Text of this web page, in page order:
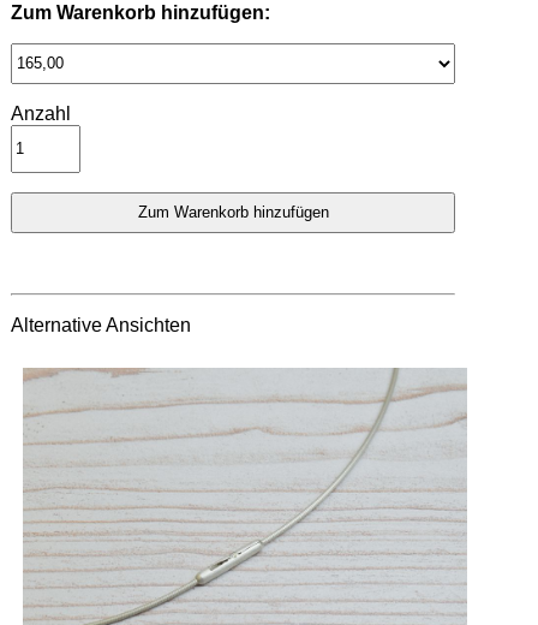
Zum Warenkorb hinzufügen:
Anzahl
Alternative Ansichten